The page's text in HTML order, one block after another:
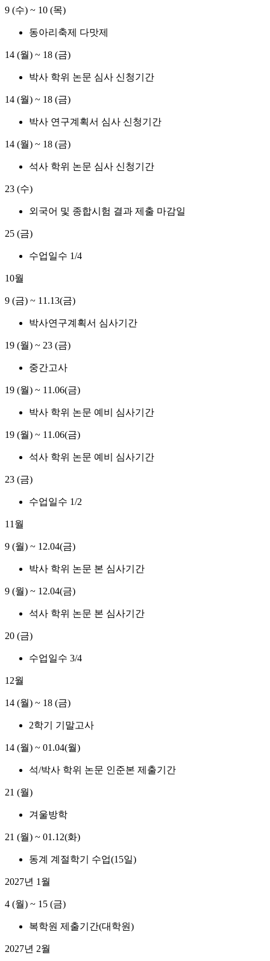
9 (수) ~ 10 (목)
동아리축제 다맛제
14 (월) ~ 18 (금)
박사 학위 논문 심사 신청기간
14 (월) ~ 18 (금)
박사 연구계획서 심사 신청기간
14 (월) ~ 18 (금)
석사 학위 논문 심사 신청기간
23 (수)
외국어 및 종합시험 결과 제출 마감일
25 (금)
수업일수 1/4
10월
9 (금) ~ 11.13(금)
박사연구계획서 심사기간
19 (월) ~ 23 (금)
중간고사
19 (월) ~ 11.06(금)
박사 학위 논문 예비 심사기간
19 (월) ~ 11.06(금)
석사 학위 논문 예비 심사기간
23 (금)
수업일수 1/2
11월
9 (월) ~ 12.04(금)
박사 학위 논문 본 심사기간
9 (월) ~ 12.04(금)
석사 학위 논문 본 심사기간
20 (금)
수업일수 3/4
12월
14 (월) ~ 18 (금)
2학기 기말고사
14 (월) ~ 01.04(월)
석/박사 학위 논문 인준본 제출기간
21 (월)
겨울방학
21 (월) ~ 01.12(화)
동계 계절학기 수업(15일)
2027년 1월
4 (월) ~ 15 (금)
복학원 제출기간(대학원)
2027년 2월